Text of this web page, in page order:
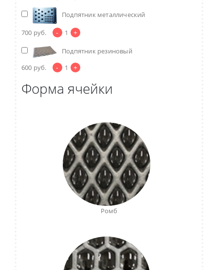
Подпятник металлический
700 руб. - 1 +
Подпятник резиновый
600 руб. - 1 +
Форма ячейки
Ромб